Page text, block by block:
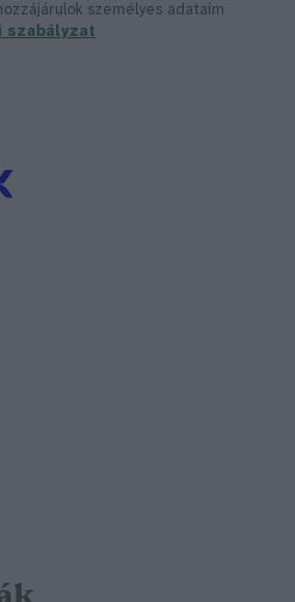
személyes adataim
szabályzat